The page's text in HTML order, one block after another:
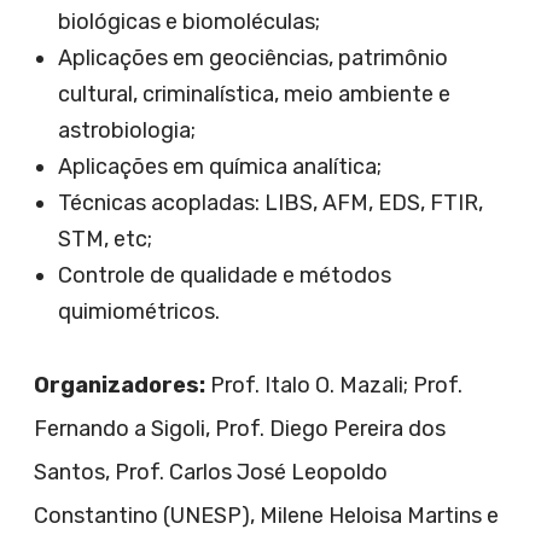
biológicas e biomoléculas;
Aplicações em geociências, patrimônio
cultural, criminalística, meio ambiente e
astrobiologia;
Aplicações em química analítica;
Técnicas acopladas: LIBS, AFM, EDS, FTIR,
STM, etc;
Controle de qualidade e métodos
quimiométricos.
Organizadores: Prof. Italo O. Mazali; Prof.
Fernando a Sigoli, Prof. Diego Pereira dos
Santos, Prof. Carlos José Leopoldo
Constantino (UNESP), Milene Heloisa Martins e